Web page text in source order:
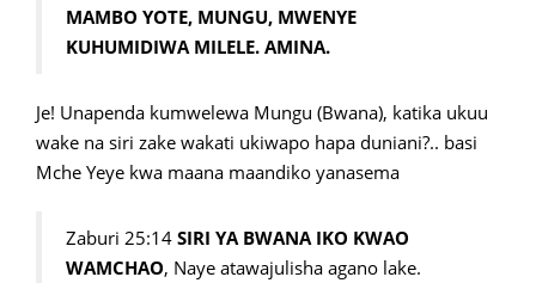
MAMBO YOTE, MUNGU, MWENYE
KUHUMIDIWA MILELE. AMINA.
Je! Unapenda kumwelewa Mungu (Bwana), katika ukuu
wake na siri zake wakati ukiwapo hapa duniani?.. basi
Mche Yeye kwa maana maandiko yanasema
Zaburi 25:14 SIRI YA BWANA IKO KWAO
WAMCHAO, Naye atawajulisha agano lake.